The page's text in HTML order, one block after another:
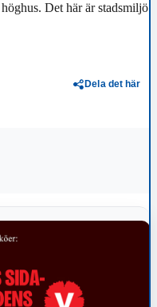
Det här är stadsmiljö
Dela det här